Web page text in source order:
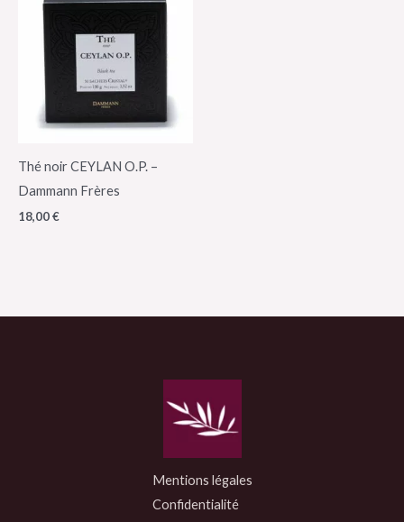
Thé noir CEYLAN O.P. –
Dammann Frères
18,00€
Mentions légales
Confidentialité